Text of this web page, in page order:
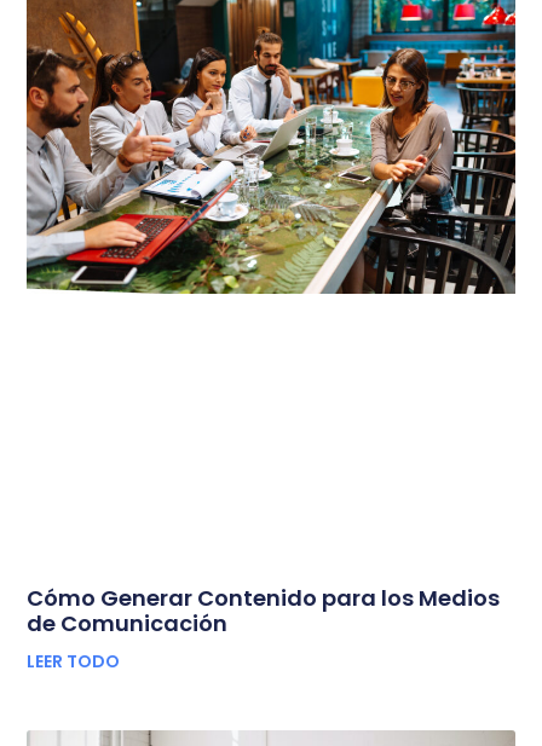
Cómo Generar Contenido para los Medios
de Comunicación
LEER TODO